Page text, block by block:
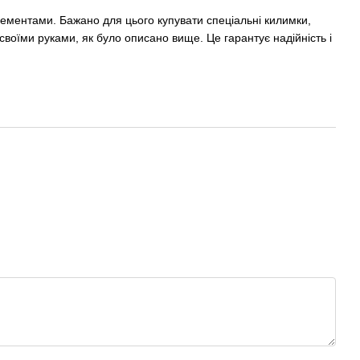
Бажано для цього купувати спеціальні килимки,
руками, як було описано вище. Це гарантує надійність і